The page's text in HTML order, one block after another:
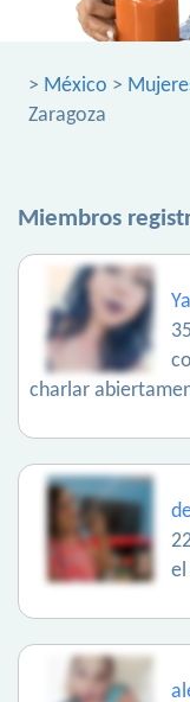
> México >
Zaragoza
Miembros
charlar